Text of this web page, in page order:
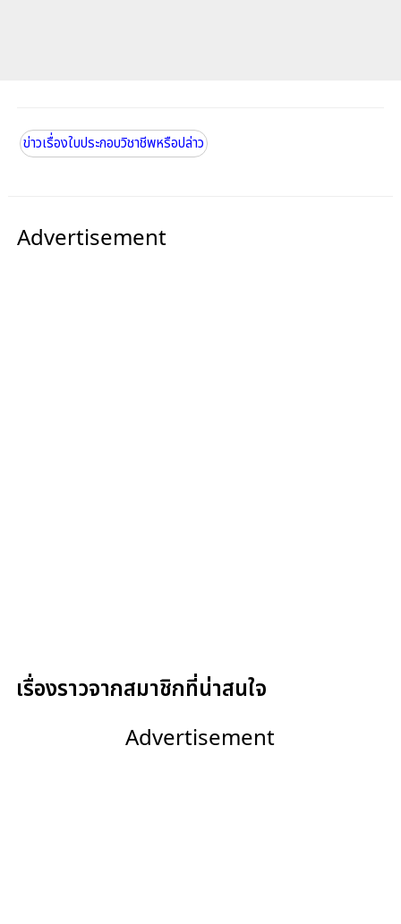
ข่าวเรื่องใบประกอบวิชาชีพหรือปล่าว
Advertisement
เรื่องราวจากสมาชิกที่น่าสนใจ
Advertisement